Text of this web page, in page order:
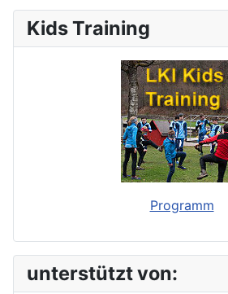
Kids Training
Programm
unterstützt von: